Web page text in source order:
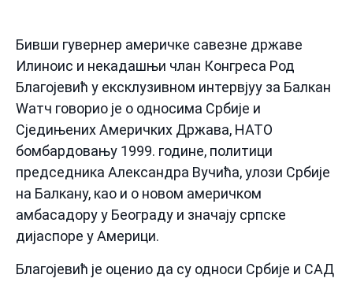
Бивши гувернер америчке савезне државе
Илиноис и некадашњи члан Конгреса Род
Благојевић у ексклузивном интервјуу за Балкан
Wатч говорио је о односима Србије и
Сједињених Америчких Држава, НАТО
бомбардовању 1999. године, политици
председника Александра Вучића, улози Србије
на Балкану, као и о новом америчком
амбасадору у Београду и значају српске
дијаспоре у Америци.
Благојевић је оценио да су односи Србије и САД